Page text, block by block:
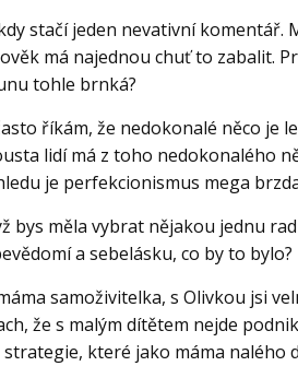
stačí jeden nevativní komentář.
má najednou chuť to zabalit.
tohle brnká?
říkám, že nedokonalé něco je
lidí má z toho nedokonalého
je perfekcionismus mega
bys měla vybrat nějakou jednu
a sebelásku, co by to bylo?
samoživitelka, s Olivkou jsi
že s malým dítětem nejde
strategie, které jako máma nalého